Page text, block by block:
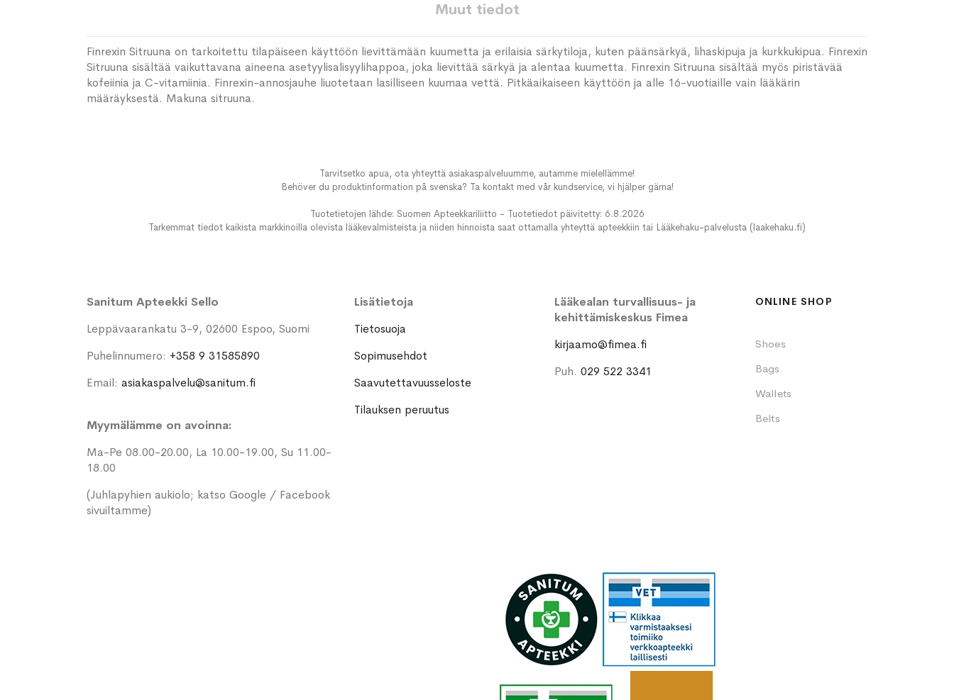
Finrexin Sitruuna on tarkoitettu tilapäiseen käyttöön lievittämään kuumetta ja erilaisia särkytiloja, kuten päänsärkyä, lihaskipuja ja kurkkukipua. Finrexin
Sitruuna sisältää vaikuttavana aineena asetyylisalisyylihappoa, joka lievittää särkyä ja alentaa kuumetta. Finrexin Sitruuna sisältää myös piristävää
kofeiinia ja C-vitamiinia. Finrexin-annosjauhe liuotetaan lasilliseen kuumaa vettä. Pitkäaikaiseen käyttöön ja alle 16-vuotiaille vain lääkärin
määräyksestä. Makuna sitruuna.
Muut tiedot
Tarvitsetko apua, ota yhteyttä asiakaspalveluumme, autamme mielellämme!
Behöver du produktinformation på svenska? Ta kontakt med vår kundservice, vi hjälper gärna!
Tuotetietojen lähde: Suomen Apteekkariliitto - Tuotetiedot päivitetty: 6.8.2026
Tarkemmat tiedot kaikista markkinoilla olevista lääkevalmisteista ja niiden hinnoista saat ottamalla yhteyttä apteekkiin tai Lääkehaku-palvelusta (laakehaku.fi)
Sanitum Apteekki Sello
Leppävaarankatu 3-9, 02600 Espoo, Suomi
Puhelinnumero: +358 9 31585890
Email: asiakaspalvelu@sanitum.fi
Myymälämme on avoinna:
Ma-Pe 08.00-20.00, La 10.00-19.00, Su 11.00-
18.00
(Juhlapyhien aukiolo; katso Google / Facebook
sivuiltamme)
Lisätietoja
Tietosuoja
Sopimusehdot
Saavutettavuusseloste
Tilauksen peruutus
Lääkealan turvallisuus- ja
kehittämiskeskus Fimea
kirjaamo@fimea.fi
Puh.029 522 3341
ONLINE SHOP
Shoes
Bags
Wallets
Belts